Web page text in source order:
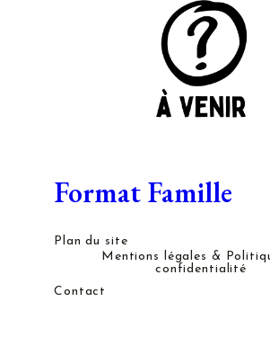
Format Famille
Plan du site
Mentions légales &
confidentialité
Contact